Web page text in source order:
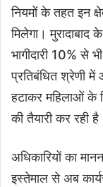
नियमों के तहत इन
मिलेगा। मुरादाबाद
भागीदारी 10% से
प्रतिबंधित श्रेणी
हटाकर महिलाओं के
की तैयारी कर रही
अधिकारियों का
इस्तेमाल से अब